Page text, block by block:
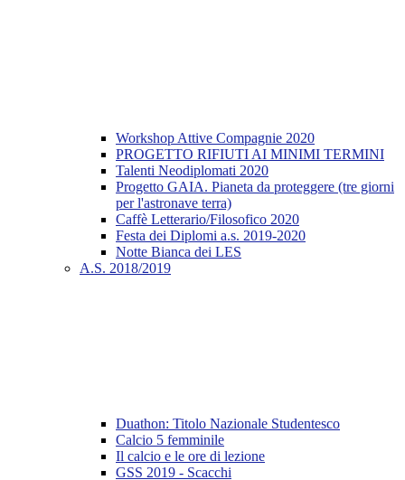
Workshop Attive Compagnie 2020
PROGETTO RIFIUTI AI MINIMI TERMINI
Talenti Neodiplomati 2020
Progetto GAIA. Pianeta da proteggere (tre giorni
per l'astronave terra)
Caffè Letterario/Filosofico 2020
Festa dei Diplomi a.s. 2019-2020
Notte Bianca dei LES
A.S. 2018/2019
Duathon: Titolo Nazionale Studentesco
Calcio 5 femminile
Il calcio e le ore di lezione
GSS 2019 - Scacchi